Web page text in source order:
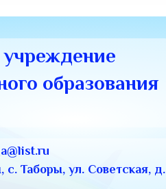
образования
с. Таборы, ул. Советская, д.